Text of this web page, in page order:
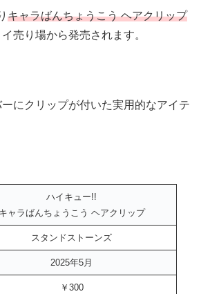
キャラばんちょうこう ヘアクリップ
売り場から発売されます。
にクリップが付いた実用的なアイテ
ハイキュー!!
ばんちょうこう ヘアクリップ
スタンドストーンズ
2025年5月
￥300